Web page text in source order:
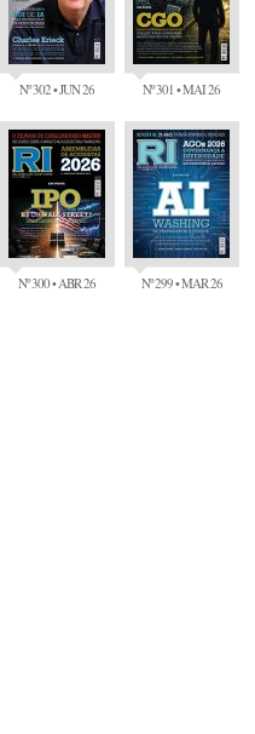
Nº 302 • JUN 26 Nº 301 • MAI 26
Nº 300 • ABR 26 Nº 299 • MAR 26